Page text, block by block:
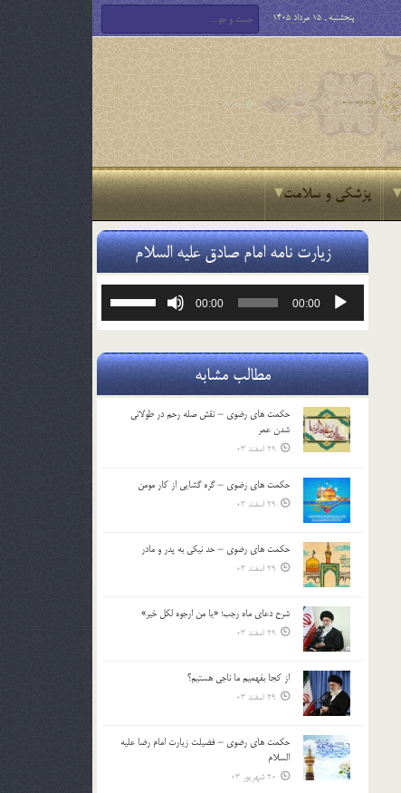
پنجشنبه , 15 مرداد 1405
پزشکی و سلامت
زیارت نامه امام صادق علیه السلام
پخش‌کننده
00:00
00:00
یا
صدا
کلیدهای
مطالب مشابه
حکمت های رضوی – نقش صله رحم در طولانی
شدن عمر
29 اسفند 03
حکمت های رضوی – گره گشایی از کار مومن
29 اسفند 03
حکمت های رضوی – حد نیکی به پدر و مادر
29 اسفند 03
شرح دعای ماه رجب؛ «یا من ارجوه لکل خیر»
29 اسفند 03
از كجا بفهميم ما ناجی هستیم؟
29 اسفند 03
حکمت های رضوی – فضیلت زیارت امام رضا علیه
السلام
20 شهریور 03